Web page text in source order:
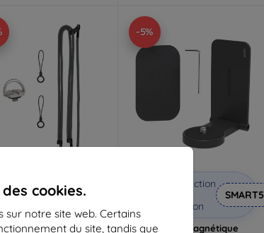
cookies.
sur notre site web. Certains
du site, tandis que
Réduction
avec
SMART5
Sangle de cou
-5%
Réduction
coupon
SMART5
Fixation magnétique